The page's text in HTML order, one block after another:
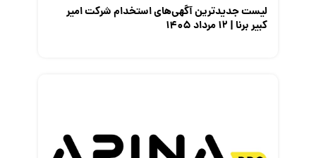
لیست جدیدترین آگهی‌های استخدام شرکت امیر
کبیر برنا | ۱۲ مرداد ۱۴۰۵